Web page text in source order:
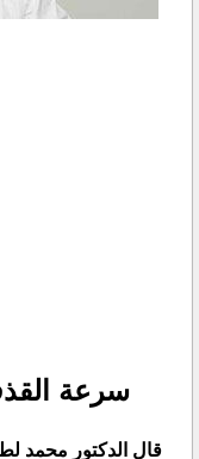
سرعة
قال الدكتور محمد